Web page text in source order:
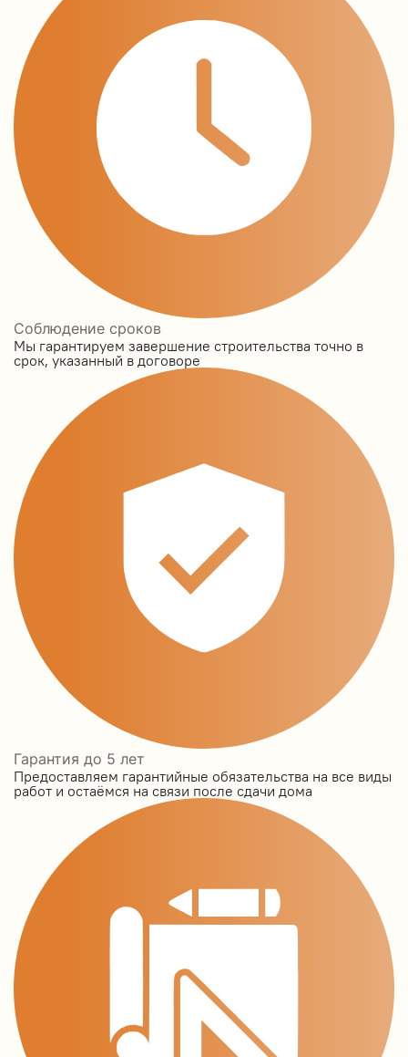
Соблюдение сроков
Мы гарантируем завершение строительства точно в
срок, указанный в договоре
Гарантия до 5 лет
Предоставляем гарантийные обязательства на все виды
работ и остаёмся на связи после сдачи дома